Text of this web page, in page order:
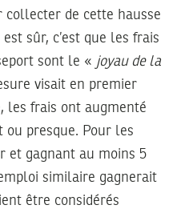
collecter de cette hausse
sûr, c’est que les frais
sont le « joyau de la
visait en premier
les frais ont augmenté
ou presque. Pour les
et gagnant au moins 5
similaire gagnerait
être considérés